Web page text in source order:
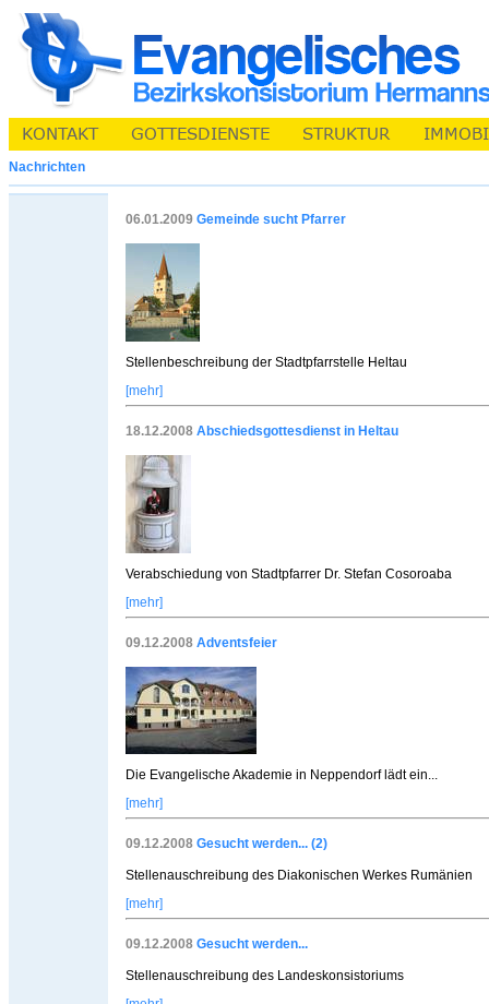
Nachrichten
06.01.2009 Gemeinde sucht Pfarrer
Stellenbeschreibung der Stadtpfarrstelle Heltau
[mehr]
18.12.2008 Abschiedsgottesdienst in Heltau
Verabschiedung von Stadtpfarrer Dr. Stefan Cosoroaba
[mehr]
09.12.2008 Adventsfeier
Die Evangelische Akademie in Neppendorf lädt ein...
[mehr]
09.12.2008 Gesucht werden... (2)
Stellenauschreibung des Diakonischen Werkes Rumänien
[mehr]
09.12.2008 Gesucht werden...
Stellenauschreibung des Landeskonsistoriums